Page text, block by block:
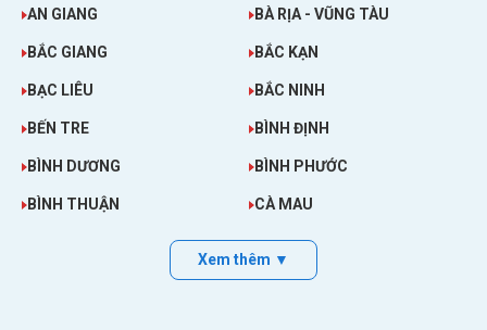
AN GIANG BÀ RỊA - VŨNG TÀU
BẮC GIANG BẮC KẠN
BẠC LIÊU BẮC NINH
BẾN TRE BÌNH ĐỊNH
BÌNH DƯƠNG BÌNH PHƯỚC
BÌNH THUẬN CÀ MAU
Xem thêm ▼